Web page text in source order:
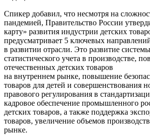
Спикер добавил, что несмотря на
пандемией, Правительство России
карту» развития индустрии детских
предусматривает 5 ключевых
в развитии отрасли. Это развитие
статистического учета в производстве,
отечественных детских товаров
на внутреннем рынке, повышение
товаров для детей и совершенствования
правового регулирования в
кадровое обеспечение промышленного
детских товаров, а также поддержка
товаров, увеличение объемов
рынке.